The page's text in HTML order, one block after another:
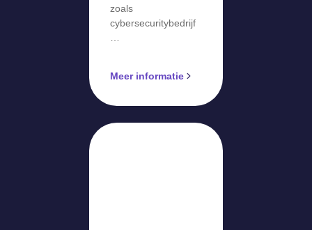
zoals
cybersecuritybedrijf
…
Meer informatie